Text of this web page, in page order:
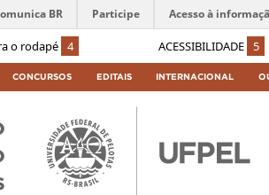
o rodapé 4 ACESSIBILIDADE 5
BR Participe Acesso à
CONCURSOS EDITAIS INTERNACIONAL